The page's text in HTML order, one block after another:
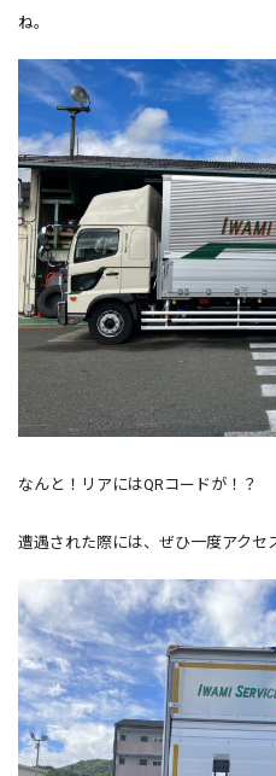
ね。
なんと！リアにはQRコードが！？
遭遇された際には、ぜひ一度アクセ